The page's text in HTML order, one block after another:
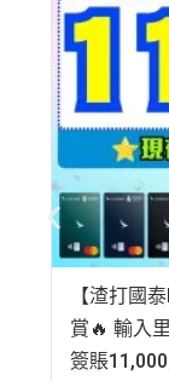
【渣打國
賞🔥 輸入
簽賬